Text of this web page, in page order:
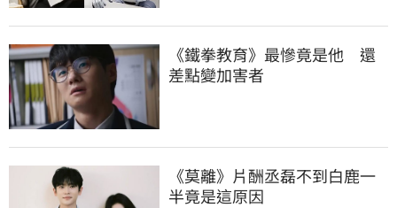
《鐵拳教育》最慘竟是他　還
差點變加害者
《莫離》片酬丞磊不到白鹿一
半竟是這原因